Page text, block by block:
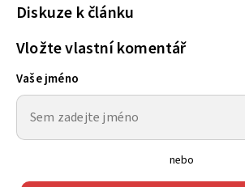
Diskuze k článku
Vložte vlastní komentář
Vaše jméno
nebo